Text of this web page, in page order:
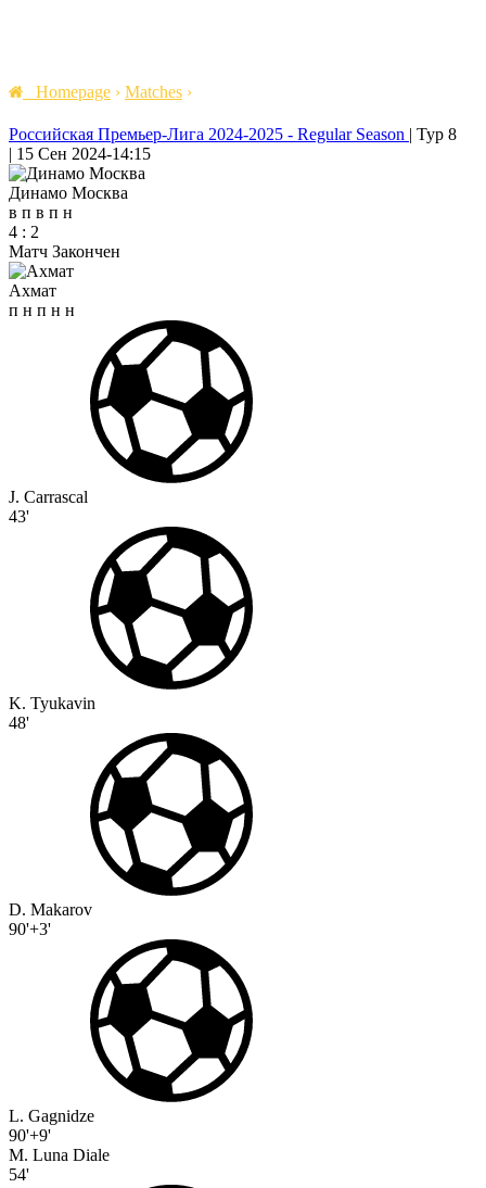
Homepage › Matches ›
Российская Премьер-Лига 2024-2025 - Regular Season | Тур 8
| 15 Сен 2024-14:15
Динамо Москва
в п в п н
4 : 2
Матч Закончен
Ахмат
п н п н н
J. Carrascal
43'
K. Tyukavin
48'
D. Makarov
90'+3'
L. Gagnidze
90'+9'
M. Luna Diale
54'